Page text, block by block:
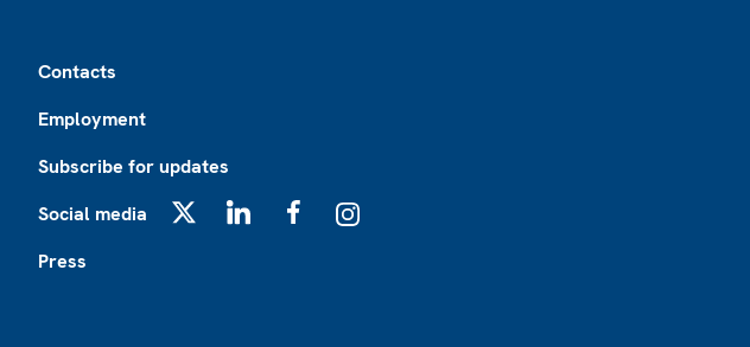
Contacts
Employment
Subscribe for updates
Social media
Press